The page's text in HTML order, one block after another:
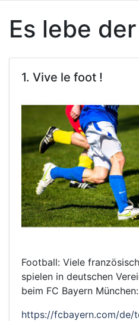
Es lebe
1. Vive le foot !
Football: Viele
spielen in deutschen
beim FC Bayern München:
https://fcbayern.com/de/